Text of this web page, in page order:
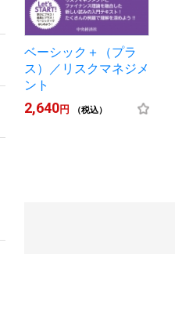
ベーシック＋（プラ
ス）／リスクマネジメ
ント
2,640円 （税込）